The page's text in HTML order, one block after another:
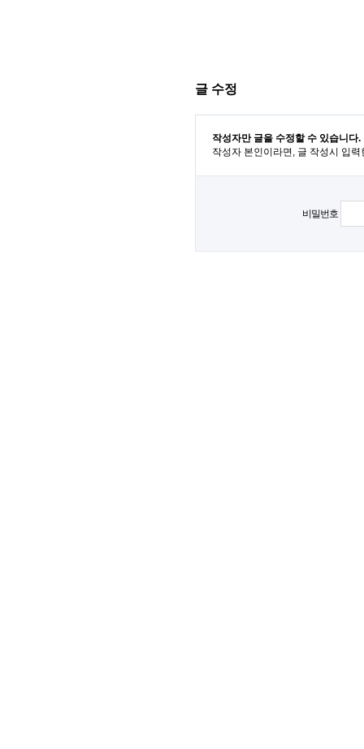
글 수정
작성자만 글을 수정할 수 있습니다.
작성자 본인이라면, 글 작성시 입
비밀번호